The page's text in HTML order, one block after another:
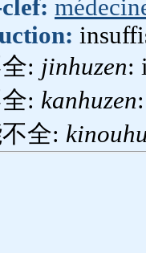
: jinhuzen:
: kanhuzen
全: